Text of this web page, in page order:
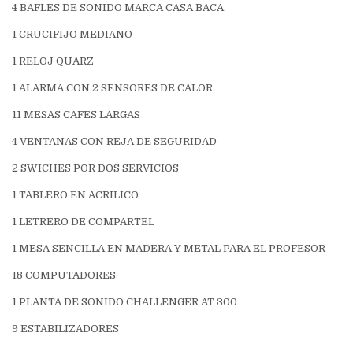
4 BAFLES DE SONIDO MARCA CASA BACA
1 CRUCIFIJO MEDIANO
1 RELOJ QUARZ
1 ALARMA CON 2 SENSORES DE CALOR
11 MESAS CAFES LARGAS
4 VENTANAS CON REJA DE SEGURIDAD
2 SWICHES POR DOS SERVICIOS
1 TABLERO EN ACRILICO
1 LETRERO DE COMPARTEL
1 MESA SENCILLA EN MADERA Y METAL PARA EL PROFESOR
18 COMPUTADORES
1 PLANTA DE SONIDO CHALLENGER AT 300
9 ESTABILIZADORES